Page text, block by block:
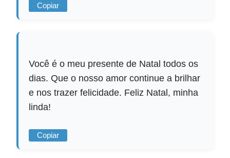
Copiar
Você é o meu presente de Natal todos os
dias. Que o nosso amor continue a brilhar
e nos trazer felicidade. Feliz Natal, minha
linda!
Copiar